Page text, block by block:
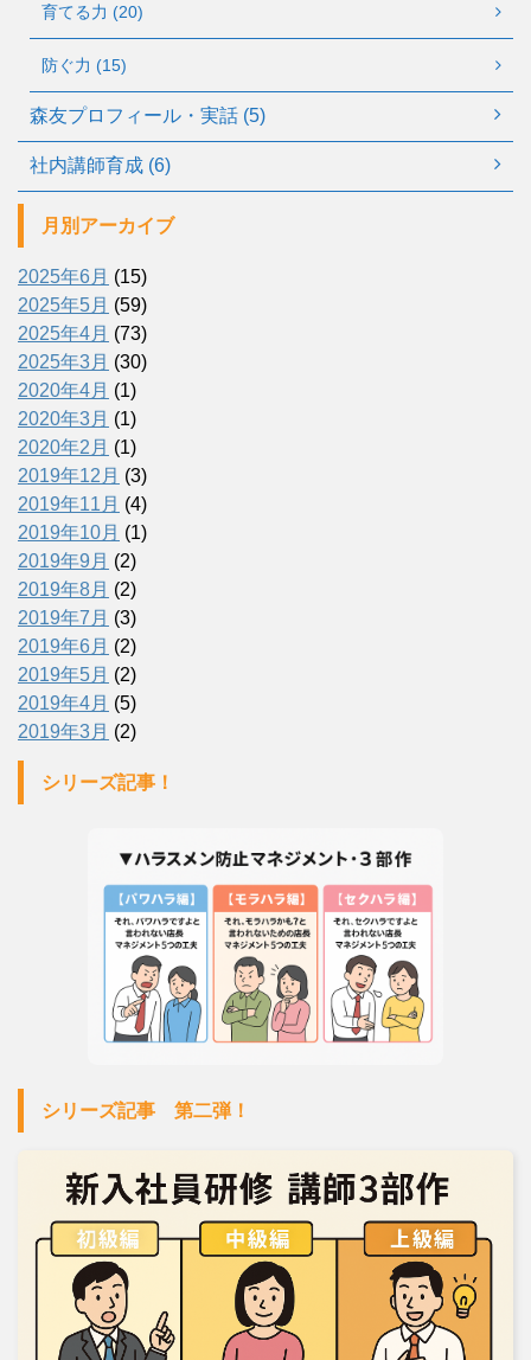
育てる力 (20)
防ぐ力 (15)
森友プロフィール・実話 (5)
社内講師育成 (6)
月別アーカイブ
2025年6月 (15)
2025年5月 (59)
2025年4月 (73)
2025年3月 (30)
2020年4月 (1)
2020年3月 (1)
2020年2月 (1)
2019年12月 (3)
2019年11月 (4)
2019年10月 (1)
2019年9月 (2)
2019年8月 (2)
2019年7月 (3)
2019年6月 (2)
2019年5月 (2)
2019年4月 (5)
2019年3月 (2)
シリーズ記事！
シリーズ記事 第二弾！